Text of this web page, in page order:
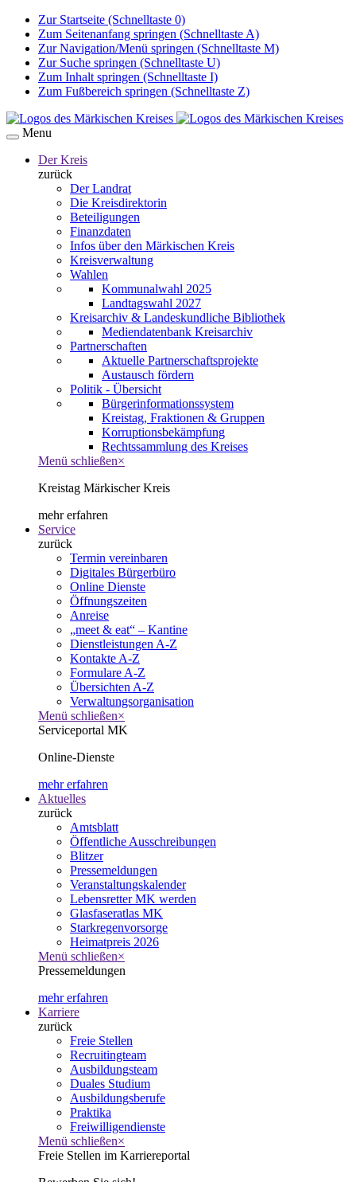
Zur Startseite (Schnelltaste 0)
Zum Seitenanfang springen (Schnelltaste A)
Zur Navigation/Menü springen (Schnelltaste M)
Zur Suche springen (Schnelltaste U)
Zum Inhalt springen (Schnelltaste I)
Zum Fußbereich springen (Schnelltaste Z)
Menu
Der Kreis
zurück
Der Landrat
Die Kreisdirektorin
Beteiligungen
Finanzdaten
Infos über den Märkischen Kreis
Kreisverwaltung
Wahlen
Kommunalwahl 2025
Landtagswahl 2027
Kreisarchiv & Landeskundliche Bibliothek
Mediendatenbank Kreisarchiv
Partnerschaften
Aktuelle Partnerschaftsprojekte
Austausch fördern
Politik - Übersicht
Bürgerinformationssystem
Kreistag, Fraktionen & Gruppen
Korruptionsbekämpfung
Rechtssammlung des Kreises
Menü schließen×
Kreistag Märkischer Kreis
mehr erfahren
Service
zurück
Termin vereinbaren
Digitales Bürgerbüro
Online Dienste
Öffnungszeiten
Anreise
„meet & eat“ – Kantine
Dienstleistungen A-Z
Kontakte A-Z
Formulare A-Z
Übersichten A-Z
Verwaltungsorganisation
Menü schließen×
Serviceportal MK
Online-Dienste
mehr erfahren
Aktuelles
zurück
Amtsblatt
Öffentliche Ausschreibungen
Blitzer
Pressemeldungen
Veranstaltungskalender
Lebensretter MK werden
Glasfaseratlas MK
Starkregenvorsorge
Heimatpreis 2026
Menü schließen×
Pressemeldungen
mehr erfahren
Karriere
zurück
Freie Stellen
Recruitingteam
Ausbildungsteam
Duales Studium
Ausbildungsberufe
Praktika
Freiwilligendienste
Menü schließen×
Freie Stellen im Karriereportal